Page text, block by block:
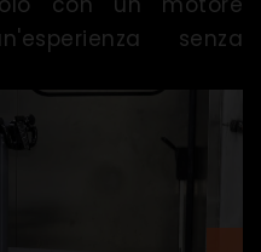
senza